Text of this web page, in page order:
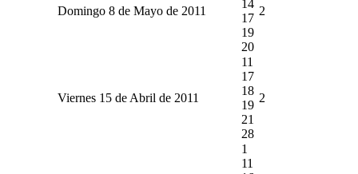
Domingo 8 de Mayo de 2011
14
17
19
20
2
Viernes 15 de Abril de 2011
11
17
18
19
21
28
2
1
11